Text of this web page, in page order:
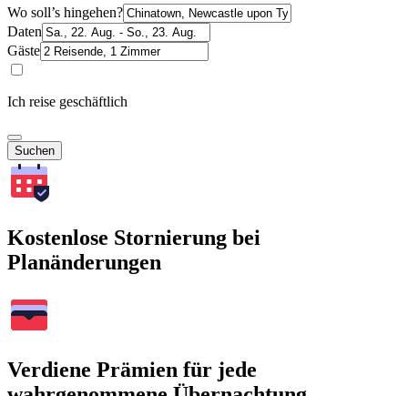
Wo soll’s hingehen?
Daten
Gäste
Ich reise geschäftlich
Suchen
Kostenlose Stornierung bei
Planänderungen
Verdiene Prämien für jede